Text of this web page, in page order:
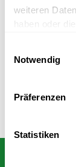
weiteren
haben oder
Notwendig
Präferenzen
Statistiken